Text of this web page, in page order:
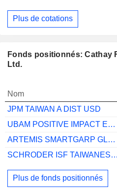
Plus de cotations
Fonds positionnés: Cathay
Ltd.
Nom
JPM TAIWAN A DIST USD
UBAM POSITIVE IMPACT EM EQ IC USD ACC
ARTEMIS SMARTGARP GLB EM EQ I ACC GBP
SCHRODER ISF TAIWANESE EQUITY C ACC USD
Plus de fonds positionnés